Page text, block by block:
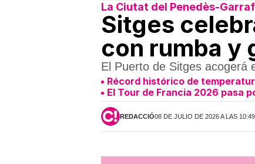
La Ciutat del Penedès-Garraf
Sitges
con rumba y
El Puerto de Sitges acogerá
Récord histórico de
El Tour de Francia 2026 pasa
REDACCIÓ08 DE JULIO DE 2026 A LAS